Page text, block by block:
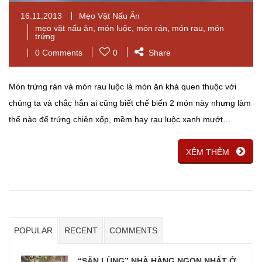
16.11.2013
Mẹo Vặt Nấu Ăn
mẹo vặt nấu ăn
món luộc món rán món rau
món
trứng
0 Comments
0 Share
Món trứng rán và món rau luộc là món ăn khá quen thuộc với
chúng ta và chắc hẳn ai cũng biết chế biến 2 món này nhưng làm
thế nào để trứng chiên xốp, mềm hay rau luộc xanh mướt…
XÊM THÊM
POPULAR RECENT COMMENTS